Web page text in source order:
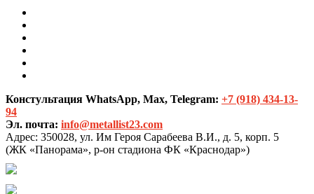
Констультация WhatsApp, Max, Telegram: +7 (918) 434-13-
94
Эл. почта: info@metallist23.com
Адрес: 350028, ул. Им Героя Сарабеева В.И., д. 5, корп. 5
(ЖК «Панорама», р-он стадиона ФК «Краснодар»)